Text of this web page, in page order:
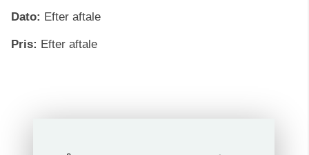
Dato: Efter aftale
Pris: Efter aftale